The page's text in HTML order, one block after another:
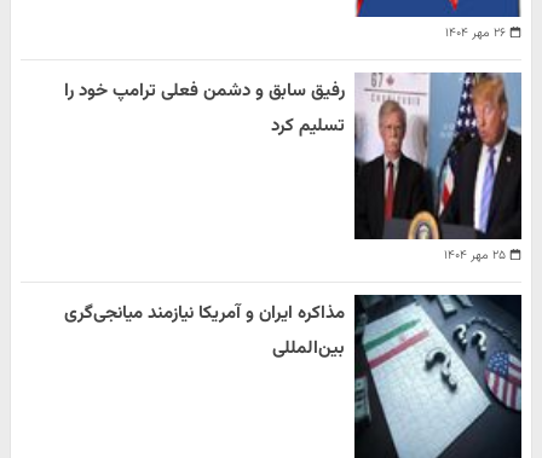
۲۶ مهر ۱۴۰۴
۲۵ مهر ۱۴۰۴
رفیق سابق و دشمن فعلی ترامپ خود را
تسلیم کرد
مذاکره ایران و آمریکا نیازمند میانجی‌گری
بین‌المللی